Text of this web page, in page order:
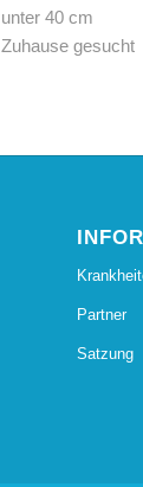
unter 40 cm
Zuhause gesucht
Partner
Satzung